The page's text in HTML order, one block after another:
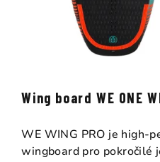
Wing board WE ONE
WE WING PRO je high-
wingboard pro pokročilé